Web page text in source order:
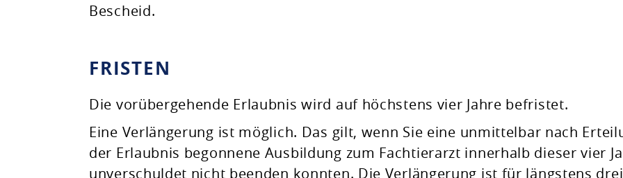
Bescheid.
FRISTEN
Die vorübergehende Erlaubnis wird auf höchstens vier Jahre befristet.
Eine Verlängerung ist möglich. Das gilt, wenn Sie eine unmittelbar nach
der Erlaubnis begonnene Ausbildung zum Fachtierarzt innerhalb dieser vier
unverschuldet nicht beenden konnten. Die Verlängerung ist für längstens drei